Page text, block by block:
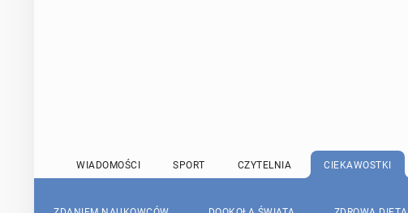
WIADOMOŚCI SPORT CZYTELNIA CIEKAWOSTKI